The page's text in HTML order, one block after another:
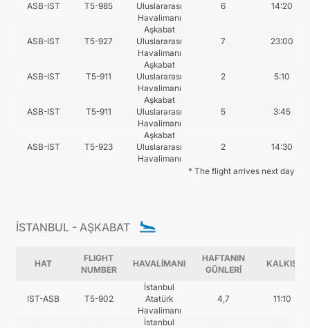
DB
İLETIŞIM
ASB-IST T5-985
Uluslararası
Havalimanı
6 14:20
ASB-IST T5-927
Aşkabat
Uluslararası
Havalimanı
7 23:00
ASB-IST T5-911
Aşkabat
Uluslararası
Havalimanı
2 5:10
ASB-IST T5-911
Aşkabat
Uluslararası
Havalimanı
5 3:45
ASB-IST T5-923
Aşkabat
Uluslararası
Havalimanı
2 14:30
* The flight arrives next day
İSTANBUL - AŞKABAT
HAT
FLIGHT
NUMBER
HAVALİMANI
HAFTANIN
GÜNLERİ
KALKIŞ
IST-ASB T5-902
İstanbul
Atatürk
Havalimanı
4,7 11:10
İstanbul